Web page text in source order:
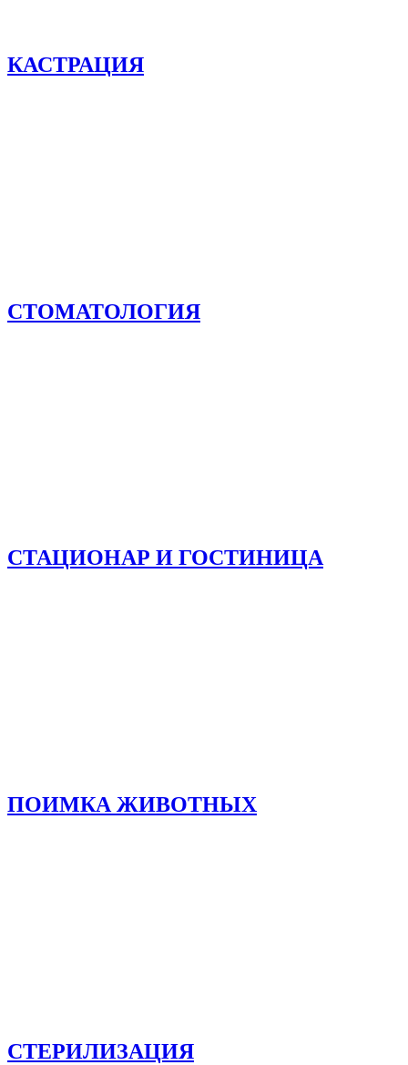
КАСТРАЦИЯ
СТОМАТОЛОГИЯ
СТАЦИОНАР И ГОСТИНИЦА
ПОИМКА ЖИВОТНЫХ
СТЕРИЛИЗАЦИЯ